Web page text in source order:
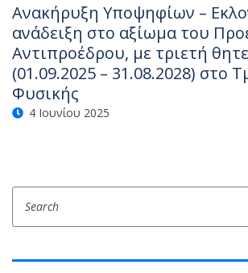
Ανακήρυξη Υποψηφίων –
ανάδειξη στο αξίωμα του
Αντιπροέδρου, με τριετή
(01.09.2025 – 31.08.2028) στο
Φυσικής
4 Ιουνίου 2025
Search
for: